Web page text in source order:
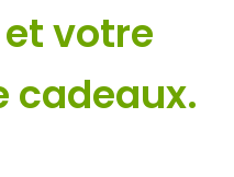
votre
cadeaux.